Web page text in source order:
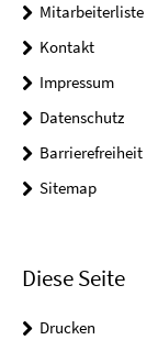
Mitarbeiterliste
Kontakt
Impressum
Datenschutz
Barrierefreiheit
Sitemap
Diese Seite
Drucken